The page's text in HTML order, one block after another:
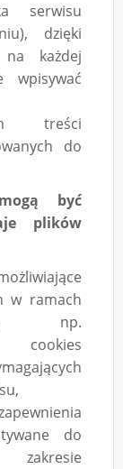
serwisu
dzięki
każdej
wpisywać
treści
do
być
plików
w ramach
np.
do